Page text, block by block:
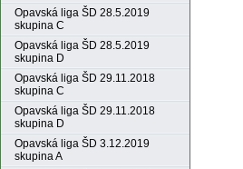
Opavská liga ŠD 28.5.2019
skupina C
Opavská liga ŠD 28.5.2019
skupina D
Opavská liga ŠD 29.11.2018
skupina C
Opavská liga ŠD 29.11.2018
skupina D
Opavská liga ŠD 3.12.2019
skupina A